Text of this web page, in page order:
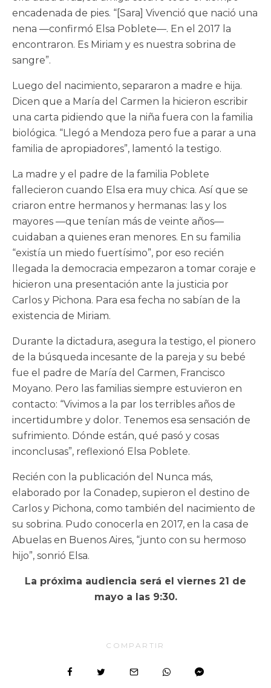
encadenada de pies. “[Sara] Vivenció que nació una
nena —confirmó Elsa Poblete—. En el 2017 la
encontraron. Es Miriam y es nuestra sobrina de
sangre”.
Luego del nacimiento, separaron a madre e hija.
Dicen que a María del Carmen la hicieron escribir
una carta pidiendo que la niña fuera con la familia
biológica. “Llegó a Mendoza pero fue a parar a una
familia de apropiadores”, lamentó la testigo.
La madre y el padre de la familia Poblete
fallecieron cuando Elsa era muy chica. Así que se
criaron entre hermanos y hermanas: las y los
mayores —que tenían más de veinte años—
cuidaban a quienes eran menores. En su familia
“existía un miedo fuertísimo”, por eso recién
llegada la democracia empezaron a tomar coraje e
hicieron una presentación ante la justicia por
Carlos y Pichona. Para esa fecha no sabían de la
existencia de Miriam.
Durante la dictadura, asegura la testigo, el pionero
de la búsqueda incesante de la pareja y su bebé
fue el padre de María del Carmen, Francisco
Moyano. Pero las familias siempre estuvieron en
contacto: “Vivimos a la par los terribles años de
incertidumbre y dolor. Tenemos esa sensación de
sufrimiento. Dónde están, qué pasó y cosas
inconclusas”, reflexionó Elsa Poblete.
Recién con la publicación del Nunca más,
elaborado por la Conadep, supieron el destino de
Carlos y Pichona, como también del nacimiento de
su sobrina. Pudo conocerla en 2017, en la casa de
Abuelas en Buenos Aires, “junto con su hermoso
hijo”, sonrió Elsa.
La próxima audiencia será el viernes 21 de
mayo a las 9:30.
COMPARTIR